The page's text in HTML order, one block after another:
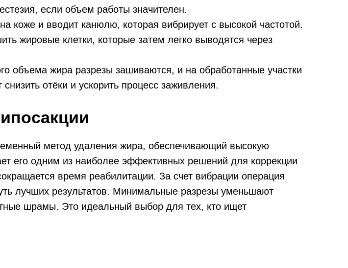
если объем работы значителен.
коже и вводит канюлю, которая вибрирует с высокой частотой.
жировые клетки, которые затем легко выводятся через
объема жира разрезы зашиваются, и на обработанные участки
отёки и ускорить процесс заживления.
метод удаления жира, обеспечивающий высокую
его одним из наиболее эффективных решений для коррекции
время реабилитации. За счет вибрации операция
лучших результатов. Минимальные разрезы уменьшают
шрамы. Это идеальный выбор для тех, кто ищет